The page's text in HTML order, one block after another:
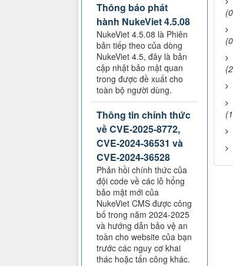
Thông báo phát
hành NukeViet 4.5.08
NukeViet 4.5.08 là Phiên
bản tiếp theo của dòng
NukeViet 4.5, đây là bản
cập nhật bảo mật quan
trong được đề xuất cho
toàn bộ người dùng.
Thông tin chính thức
về CVE-2025-8772,
CVE-2024-36531 và
CVE-2024-36528
Phản hồi chính thức của
đội code về các lỗ hổng
bảo mật mới của
NukeViet CMS được công
bố trong năm 2024-2025
và hướng dẫn bảo vệ an
toàn cho website của bạn
trước các nguy cơ khai
thác hoặc tấn công khác.